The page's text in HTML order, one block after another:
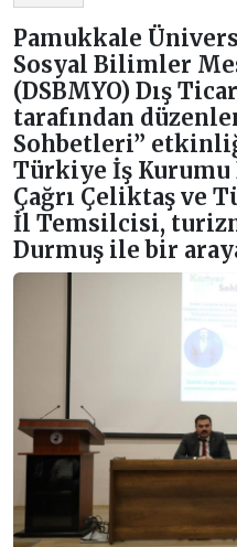
Pamukkale
Sosyal Bilimler
(DSBMYO) Dış
tarafından
Sohbetleri”
Türkiye İş
Çağrı Çeliktaş ve
İl Temsilcisi,
Durmuş ile bir